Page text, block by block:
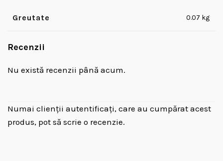
Greutate 0.07 kg
Recenzii
Nu există recenzii până acum.
Numai clienții autentificați, care au cumpărat acest
produs, pot să scrie o recenzie.